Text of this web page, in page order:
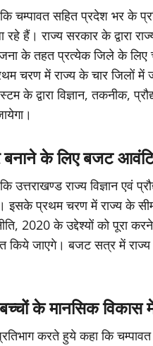
सहित प्रदेश भर के
हैं। राज्य सरकार के द्वारा
के तहत प्रत्येक जिले के लिए
चरण में राज्य के चार जिलों में
द्वारा विज्ञान, तकनीक,
बनाने के लिए बजट
राज्य विज्ञान एवं
प्रथम चरण में राज्य के
2020 के उद्देश्यों को पूरा
किये जाएगे। बजट सत्र में
के मानसिक विकास में
करते हुये कहा कि चम्पावत